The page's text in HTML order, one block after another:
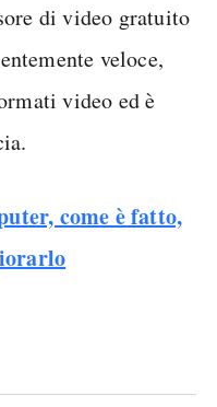
di video gratuito
veloce,
video ed è
come è fatto,